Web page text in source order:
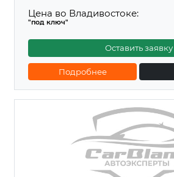
Цена во Владивостоке:
"под ключ"
Оставить заявку
Подробнее